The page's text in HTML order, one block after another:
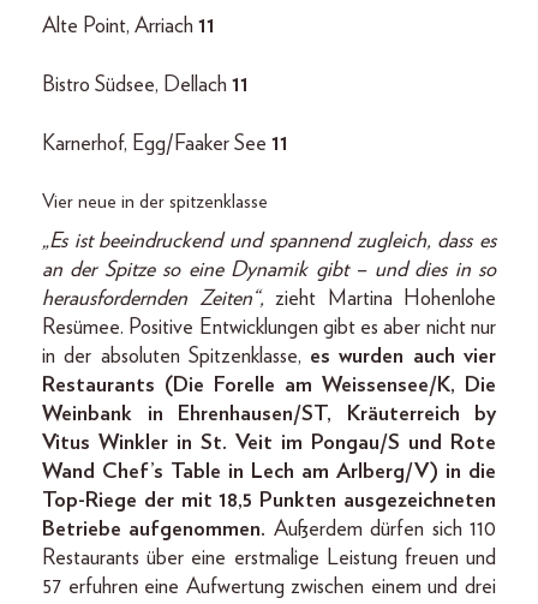
Alte Point, Arriach 11
Bistro Südsee, Dellach 11
Karnerhof, Egg/Faaker See 11
Vier neue in der spitzenklasse
„Es ist beeindruckend und spannend zugleich, dass es
an der Spitze so eine Dynamik gibt – und dies in so
herausfordernden Zeiten“, zieht Martina Hohenlohe
Resümee. Positive Entwicklungen gibt es aber nicht nur
in der absoluten Spitzenklasse, es wurden auch vier
Restaurants (Die Forelle am Weissensee/K, Die
Weinbank in Ehrenhausen/ST, Kräuterreich by
Vitus Winkler in St. Veit im Pongau/S und Rote
Wand Chef’s Table in Lech am Arlberg/V) in die
Top-Riege der mit 18,5 Punkten ausgezeichneten
Betriebe aufgenommen. Außerdem dürfen sich 110
Restaurants über eine erstmalige Leistung freuen und
57 erfuhren eine Aufwertung zwischen einem und drei